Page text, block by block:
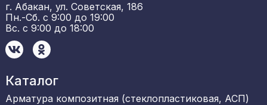
Каталог
Арматура композитная (стеклопластиковая, АСП)
г. Абакан, ул. Советская, 186
Пн.-Сб. с 9:00 до 19:00
Вс. с 9:00 до 18:00